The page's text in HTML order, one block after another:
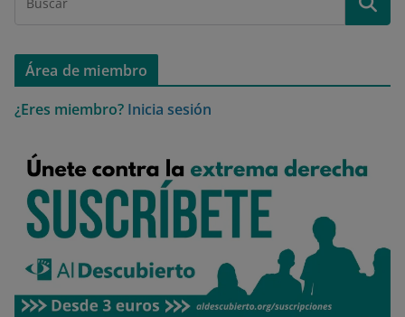
Área de miembro
¿Eres miembro? Inicia sesión